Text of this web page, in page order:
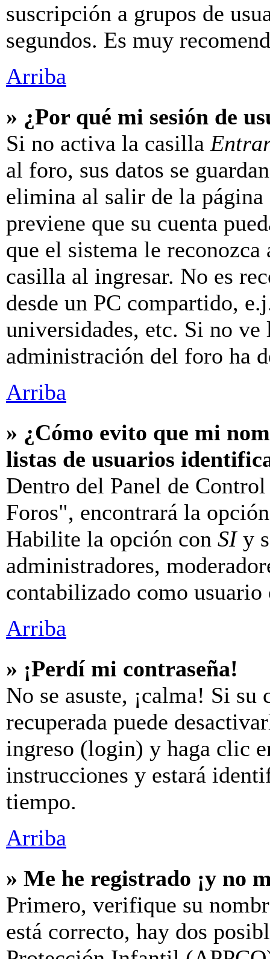
suscripción a grupos de
segundos. Es muy
Arriba
» ¿Por qué mi sesión de
Si no activa la casilla
al foro, sus datos se
elimina al salir de la
previene que su cuenta
que el sistema le
casilla al ingresar. No es
desde un PC compartido,
universidades, etc. Si no
administración del foro ha
Arriba
» ¿Cómo evito que mi
listas de usuarios
Dentro del Panel de
Foros", encontrará la
Habilite la opción con SIy
administradores,
contabilizado como usuario
Arriba
» ¡Perdí mi contraseña!
No se asuste, ¡calma! Si su
recuperada puede
ingreso (login) y haga clic
instrucciones y estará
tiempo.
Arriba
» Me he registrado ¡y no
Primero, verifique su
está correcto, hay dos